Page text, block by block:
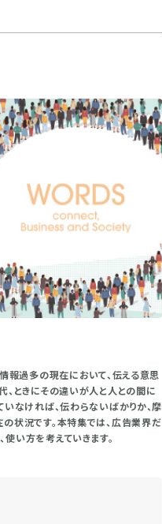
報過多の現在において、伝える意思
、ときにその違いが人と人との間に
なければ、伝わらないばかりか、摩
状況です。本特集では、広告業界だ
い方を考えていきます。